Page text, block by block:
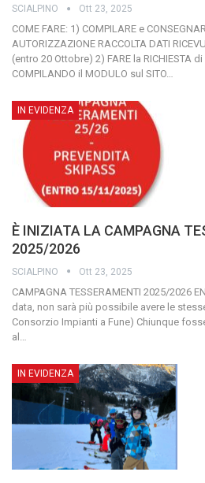
SCIALPINO Ott 23, 2025
COME FARE: 1) COMPILARE e
AUTORIZZAZIONE RACCOLTA DATI
(entro 20 Ottobre) 2) FARE la RICHIESTA
COMPILANDO il MODULO sul SITO…
IN EVIDENZA
È INIZIATA LA CAMPAGNA
2025/2026
SCIALPINO Ott 23, 2025
CAMPAGNA TESSERAMENTI 2025/2026
data, non sarà più possibile avere le
Consorzio Impianti a Fune) Chiunque
al
IN EVIDENZA